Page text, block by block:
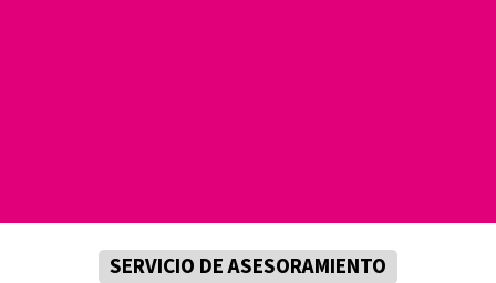
SERVICIO DE ASESORAMIENTO